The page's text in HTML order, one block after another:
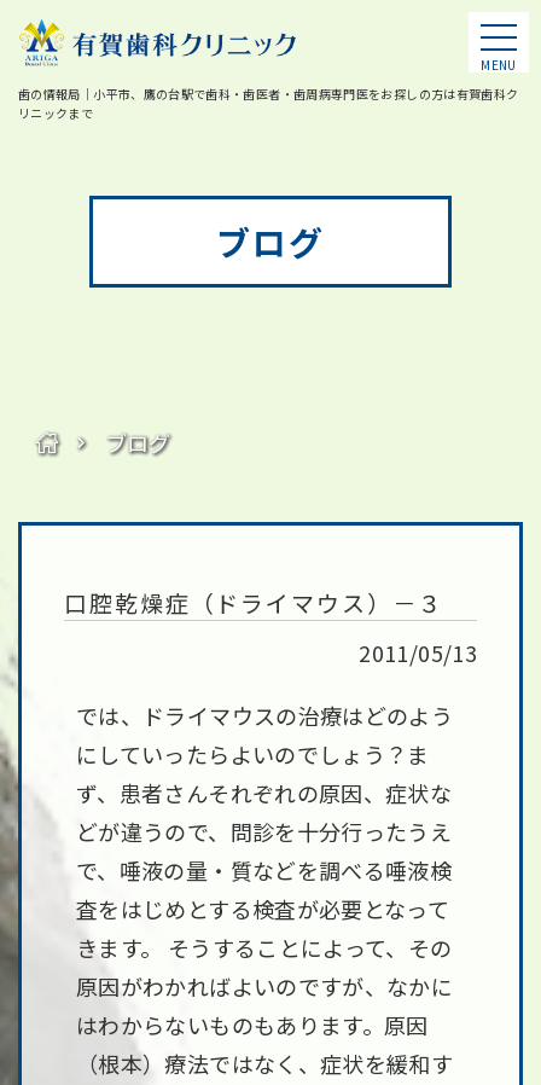
MENU
歯の情報局｜小平市、鷹の台駅で歯科・歯医者・歯周病専門医をお探しの方は有賀歯科ク
リニックまで
ブログ
ブログ
口腔乾燥症（ドライマウス）－３
2011/05/13
では、ドライマウスの治療はどのよう
にしていったらよいのでしょう？ま
ず、患者さんそれぞれの原因、症状な
どが違うので、問診を十分行ったうえ
で、唾液の量・質などを調べる唾液検
査をはじめとする検査が必要となって
きます。 そうすることによって、その
原因がわかればよいのですが、なかに
はわからないものもあります。原因
（根本）療法ではなく、症状を緩和す